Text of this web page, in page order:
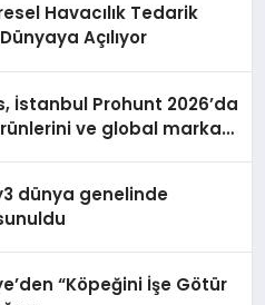
Havacılık Tedarik
Açılıyor
İstanbul Prohunt 2026’da
ve global marka
dünya genelinde
“Köpeğini İşe Götür